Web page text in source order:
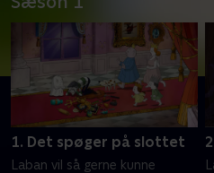
1. Det spøger på slottet
Laban vil så gerne kunne